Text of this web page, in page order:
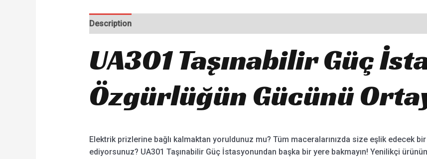
Description
UA301 Taşınabilir Güç
Özgürlüğün Gücünü
Elektrik prizlerine bağlı kalmaktan yoruldunuz mu? Tüm maceralarınızda size eşlik edecek bir
ediyorsunuz? UA301 Taşınabilir Güç İstasyonundan başka bir yere bakmayın! Yenilikçi